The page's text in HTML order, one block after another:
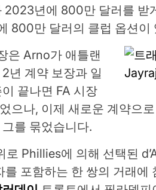
2023년에 800만 달러를 받
800만 달러의 클럽 옵션이
은 Arno가 애틀랜
년 계약 보장과 일
끝나면 FA 시장
으나, 이제 새로운 계약으
를 묶었습니다.
Phillies에 의해 선택된
포함하는 한 쌍의 거래에